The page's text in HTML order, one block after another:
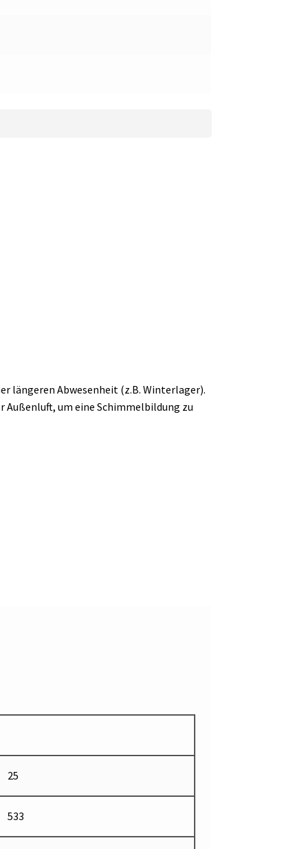
längeren Abwesenheit (z.B. Winterlager).
um eine Schimmelbildung zu
25
533